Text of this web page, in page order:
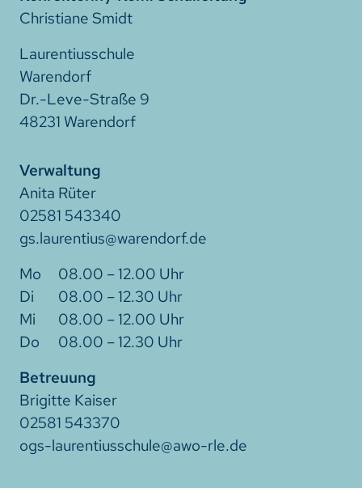
Christiane Smidt
Laurentiusschule
Warendorf
Dr.-Leve-Straße 9
48231 Warendorf
Verwaltung
Anita Rüter
02581 543340
gs.laurentius@warendorf.de
08.00 – 12.00 Uhr
08.00 – 12.30 Uhr
08.00 – 12.00 Uhr
08.00 – 12.30 Uhr
Betreuung
Brigitte Kaiser
02581 543370
ogs-laurentiusschule@awo-rle.de